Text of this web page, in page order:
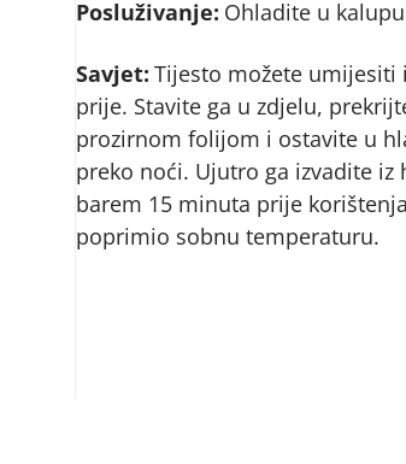
Posluživanje: Ohladite u
Savjet: Tijesto možete umijesiti
prije. Stavite ga u zdjelu,
prozirnom folijom i ostavite u
preko noći. Ujutro ga izvadite iz
barem 15 minuta prije
poprimio sobnu temperaturu.